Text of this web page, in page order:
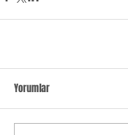
Yorumlar